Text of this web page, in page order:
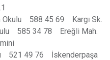
Okulu 588 45 69 Kargı Sk.
585 34 78 Ereğli Mah.
521 49 76 İskenderpaşa